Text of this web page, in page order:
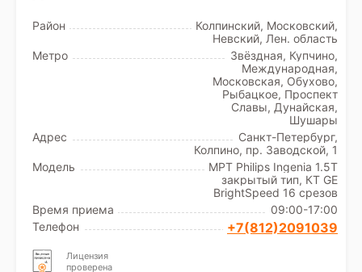
Район
Колпинский, Московский,
Невский, Лен. область
Метро
Звёздная, Купчино,
Международная,
Московская, Обухово,
Рыбацкое, Проспект
Славы, Дунайская,
Шушары
Адрес
Санкт-Петербург,
Колпино, пр. Заводской, 1
Модель
МРТ Philips Ingenia 1.5T
закрытый тип, КТ GE
BrightSpeed 16 срезов
Время приема
09:00-17:00
Телефон
+7(812)2091039
Лицензия
проверена